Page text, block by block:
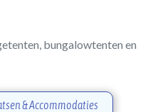
bungalowtenten en
& Accommodaties